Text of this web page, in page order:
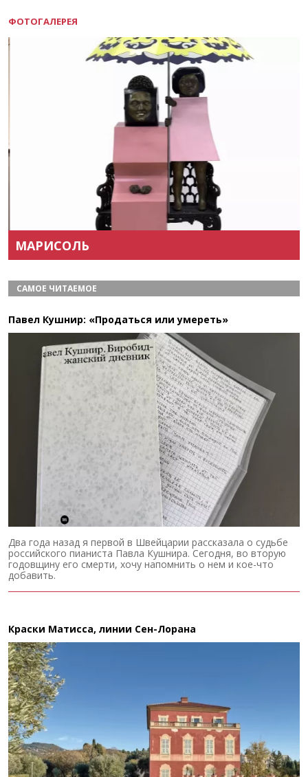
ФОТОГАЛЕРЕЯ
МАРИСОЛЬ
САМОЕ ЧИТАЕМОЕ
Павел Кушнир: «Продаться или умереть»
Два года назад я первой в Швейцарии рассказала о судьбе
российского пианиста Павла Кушнира. Сегодня, во вторую
годовщину его смерти, хочу напомнить о нем и кое-что
добавить.
Краски Матисса, линии Сен-Лорана